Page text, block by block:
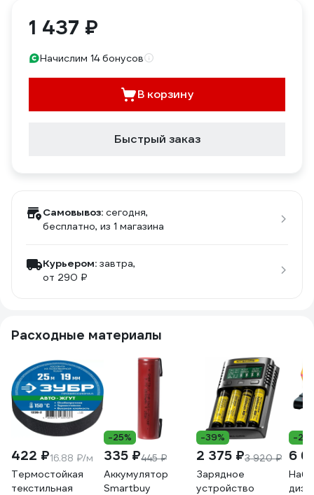
1 437 ₽
Начислим 14 бонусов
В корзину
Быстрый заказ
Самовывоз: сегодня,
бесплатно, из 1 магазина
Курьером: завтра,
от 290 ₽
Расходные материалы
422 ₽16.88 ₽/м
Термостойкая
текстильная
-25%
335 ₽445 ₽
Аккумулятор
Smartbuy
-39%
2 375 ₽3 920 ₽
Зарядное
устройство
-
6